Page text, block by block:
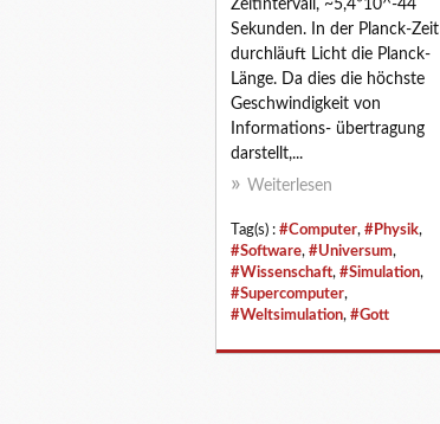
Zeitintervall, ~5,4*10^-44
Sekunden. In der Planck-Zeit
durchläuft Licht die Planck-
Länge. Da dies die höchste
Geschwindigkeit von
Informations- übertragung
darstellt,...
Weiterlesen
Tag(s) : #Computer, #Physik,
#Software, #Universum,
#Wissenschaft, #Simulation,
#Supercomputer,
#Weltsimulation, #Gott